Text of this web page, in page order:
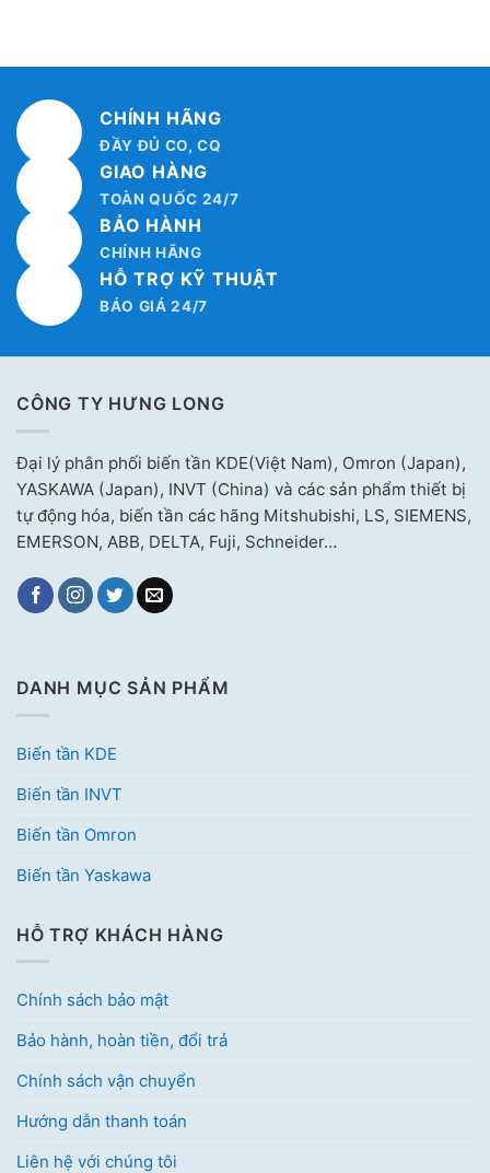
CHÍNH HÃNG
ĐẦY ĐỦ CO, CQ
GIAO HÀNG
TOÀN QUỐC 24/7
BẢO HÀNH
CHÍNH HÃNG
HỖ TRỢ KỸ THUẬT
BÁO GIÁ 24/7
CÔNG TY HƯNG LONG
Đại lý phân phối biến tần KDE(Việt Nam), Omron (Japan),
YASKAWA (Japan), INVT (China) và các sản phẩm thiết bị
tự động hóa, biến tần các hãng Mitshubishi, LS, SIEMENS,
EMERSON, ABB, DELTA, Fuji, Schneider…
DANH MỤC SẢN PHẨM
Biến tần KDE
Biến tần INVT
Biến tần Omron
Biến tần Yaskawa
HỖ TRỢ KHÁCH HÀNG
Chính sách bảo mật
Bảo hành, hoàn tiền, đổi trả
Chính sách vận chuyển
Hướng dẫn thanh toán
Liên hệ với chúng tôi